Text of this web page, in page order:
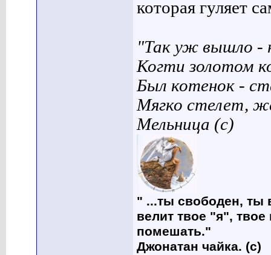
которая гуляет
"Так уж вышло -
Когти золотом
Был котенок -
Мягко стелет,
Мельница (с)
" ...ты свободен, ты
велит твое "я",
помешать."
Джонатан чайка. (с)